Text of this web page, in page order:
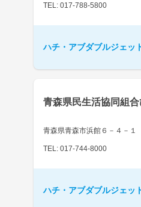
TEL: 017-788-5800
ハチ・アブダブルジェッ
青森県民生活協同組
青森県青森市浜館６－４－１
TEL: 017-744-8000
ハチ・アブダブルジェッ